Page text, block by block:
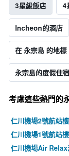
3星級飯店 4
Incheon的酒店
在 永宗島 的地標
永宗島的度假住宿
考慮這些熱門的
仁川機場2號航站
仁川機場1號航站
仁川機場Air Relax